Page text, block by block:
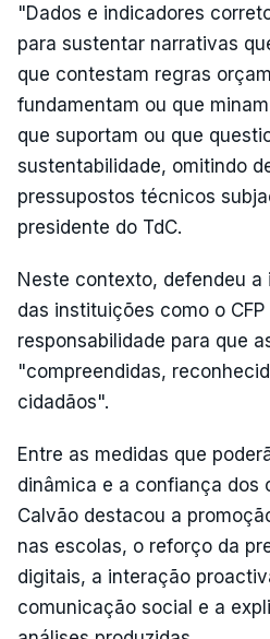
"Dados e indicadores
para sustentar narrativas
que contestam regras
fundamentam ou que
que suportam ou que
sustentabilidade, omitindo
pressupostos técnicos
presidente do TdC.
Neste contexto, defendeu a
das instituições como o
responsabilidade para que
"compreendidas,
cidadãos".
Entre as medidas que
dinâmica e a confiança dos
Calvão destacou a
nas escolas, o reforço da
digitais, a interação
comunicação social e a